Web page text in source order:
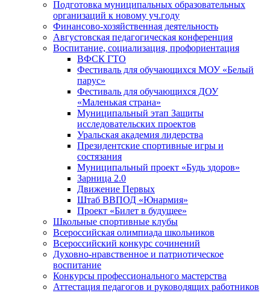
Подготовка муниципальных образовательных
организаций к новому уч.году
Финансово-хозяйственная деятельность
Августовская педагогическая конференция
Воспитание, социализация, профориентация
ВФСК ГТО
Фестиваль для обучающихся МОУ «Белый
парус»
Фестиваль для обучающихся ДОУ
«Маленькая страна»
Муниципальный этап Защиты
исследовательских проектов
Уральская академия лидерства
Президентские спортивные игры и
состязания
Муниципальный проект «Будь здоров»
Зарница 2.0
Движение Первых
Штаб ВВПОД «Юнармия»
Проект «Билет в будущее»
Школьные спортивные клубы
Всероссийская олимпиада школьников
Всероссийский конкурс сочинений
Духовно-нравственное и патриотическое
воспитание
Конкурсы профессионального мастерства
Аттестация педагогов и руководящих работников